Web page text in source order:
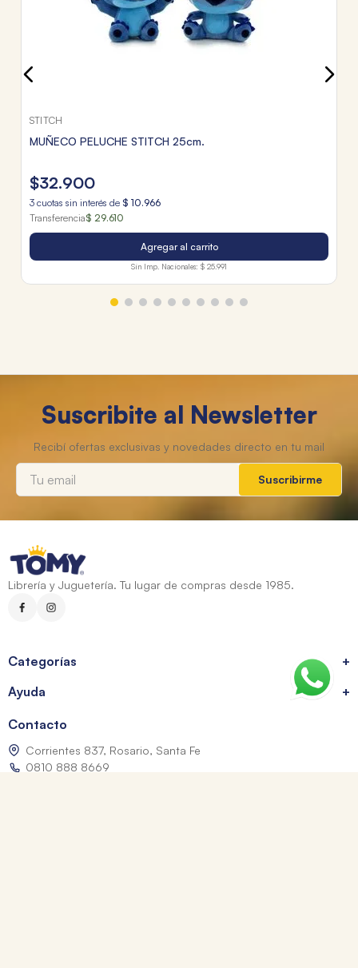
STITCH
MUÑECO PELUCHE STITCH 25cm.
$32.900
3 cuotas sin interés de $ 10.966
Transferencia$ 29.610
Agregar al carrito
Sin Imp. Nacionales: $ 25.991
Suscribite al Newsletter
Suscribirme
Librería y Juguetería. Tu lugar de compras desde 1985.
Categorías
+
Ayuda
+
Contacto
Corrientes 837, Rosario, Santa Fe
0810 888 8669